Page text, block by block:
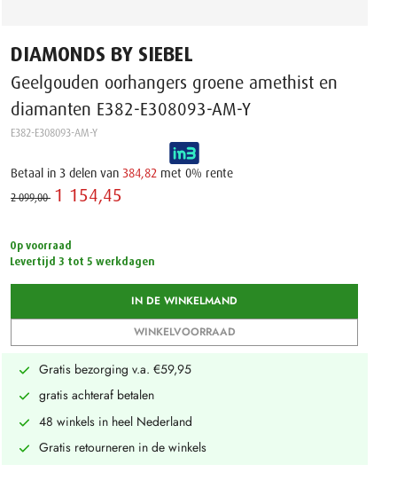
DIAMONDS BY SIEBEL
Geelgouden oorhangers groene amethist en
diamanten E382-E308093-AM-Y
E382-E308093-AM-Y
Betaal in 3 delen van 384,82 met 0% rente
2 099,00 ‌ 1 154,45 ‌
Op voorraad
Levertijd 3 tot 5 werkdagen
IN DE WINKELMAND
WINKELVOORRAAD
Gratis bezorging v.a. €59,95
gratis achteraf betalen
48 winkels in heel Nederland
Gratis retourneren in de winkels